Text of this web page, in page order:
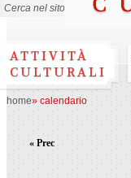
ATTIVITÀ
CULTURALI
home» calendario
« Prec